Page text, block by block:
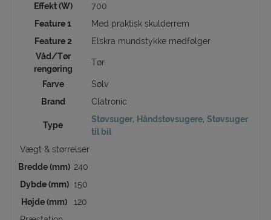
Effekt (W)
700
Feature 1
Med praktisk skulderrem
Feature 2
Elskra mundstykke medfølger
Våd/Tør
rengøring
Tør
Farve
Sølv
Brand
Clatronic
Type
Støvsuger, Håndstøvsugere, Støvsuger
til bil
Vægt & størrelser
Bredde (mm) 240
Dybde (mm) 150
Højde (mm)
120